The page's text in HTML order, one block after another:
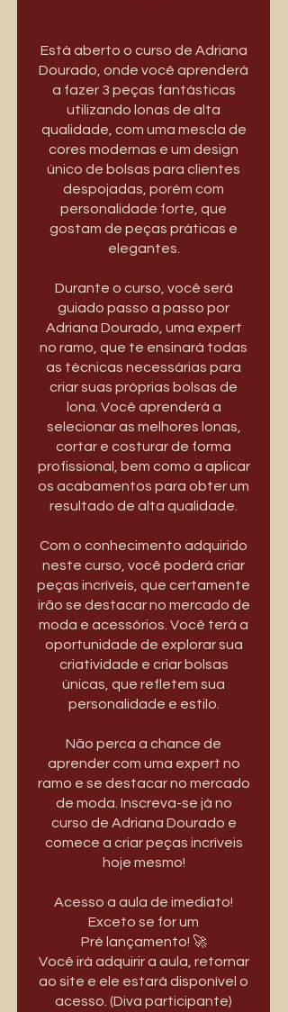
Está aberto o curso de Adriana
Dourado, onde você aprenderá
a fazer 3 peças fantásticas
utilizando lonas de alta
qualidade, com uma mescla de
cores modernas e um design
único de bolsas para clientes
despojadas, porém com
personalidade forte, que
gostam de peças práticas e
elegantes.
Durante o curso, você será
guiado passo a passo por
Adriana Dourado, uma expert
no ramo, que te ensinará todas
as técnicas necessárias para
criar suas próprias bolsas de
lona. Você aprenderá a
selecionar as melhores lonas,
cortar e costurar de forma
profissional, bem como a aplicar
os acabamentos para obter um
resultado de alta qualidade.
Com o conhecimento adquirido
neste curso, você poderá criar
peças incríveis, que certamente
irão se destacar no mercado de
moda e acessórios. Você terá a
oportunidade de explorar sua
criatividade e criar bolsas
únicas, que refletem sua
personalidade e estilo.
Não perca a chance de
aprender com uma expert no
ramo e se destacar no mercado
de moda. Inscreva-se já no
curso de Adriana Dourado e
comece a criar peças incríveis
hoje mesmo!
Acesso a aula de imediato!
Exceto se for um
Pré lançamento! 🚀
Você irá adquirir a aula, retornar
ao site e ele estará disponível o
acesso. (Diva participante)